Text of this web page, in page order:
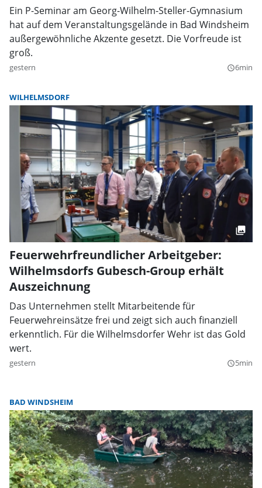
Ein P-Seminar am Georg-Wilhelm-Steller-Gymnasium
hat auf dem Veranstaltungsgelände in Bad Windsheim
außergewöhnliche Akzente gesetzt. Die Vorfreude ist
groß.
gestern query_builder6min
WILHELMSDORF
Feuerwehrfreundlicher Arbeitgeber:
Wilhelmsdorfs Gubesch-Group erhält
Auszeichnung
Das Unternehmen stellt Mitarbeitende für
Feuerwehreinsätze frei und zeigt sich auch finanziell
erkenntlich. Für die Wilhelmsdorfer Wehr ist das Gold
wert.
gestern query_builder5min
BAD WINDSHEIM